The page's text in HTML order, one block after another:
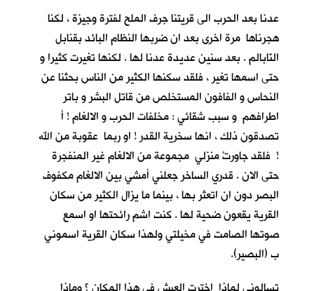
عدنا بعد الحرب الى قريتنا جرف الملح لفترة وجيزة ، لكنا
هجرناها مرة اخرى بعد ان ضربها النظام البائد بقنابل
النّابالم . بعد سنين عديدة عدنا لها . لكنها تغيرت كثيرا و
حتى اسمها تغير ، فلقد سكنها الكثير من الناس بحثنا عن
النحاس و الفافون المستخلص من قاتل البشر و باتر
اطرافهم و سبب شقائي : مخلفات الحرب و الالغام ! أ
تصدقون ذلك ، انها سخرية القدر ! او ربما عقوبة من الله
! فلقد جاورتْ منزلي مجموعة من الالغام غير المنفجرة
حتى الان . قدري الساخر جعلني أمشي بين الالغام مكفوف
البصر دون ان اتعثر بها ، بينما ما يزال الكثير من سكان
القرية يقعون ضحية لها . كنت اشم رائحتها او اسمع
صوتها الصامت في مخيلتي ولهذا سكان القرية اسموني
ب (البصير).